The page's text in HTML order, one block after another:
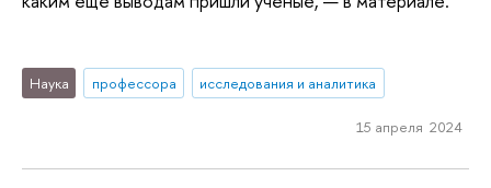
Наука профессора исследования и аналитика
15 апреля 2024